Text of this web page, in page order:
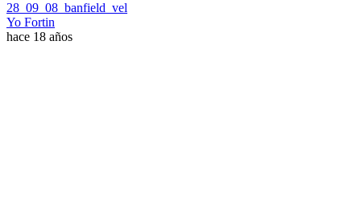
28_09_08_banfield_vel
Yo Fortin
hace 18 años